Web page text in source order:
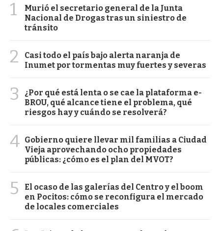
1
Murió el secretario general de la Junta
Nacional de Drogas tras un siniestro de
tránsito
2
Casi todo el país bajo alerta naranja de
Inumet por tormentas muy fuertes y severas
3
¿Por qué está lenta o se cae la plataforma e-
BROU, qué alcance tiene el problema, qué
riesgos hay y cuándo se resolverá?
4 Gobierno quiere llevar mil familias a Ciudad
Vieja aprovechando ocho propiedades
públicas: ¿cómo es el plan del MVOT?
5
El ocaso de las galerías del Centro y el boom
en Pocitos: cómo se reconfigura el mercado
de locales comerciales